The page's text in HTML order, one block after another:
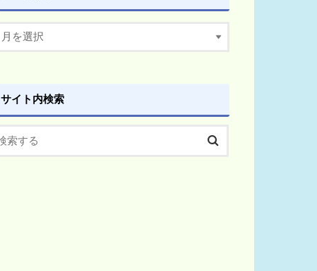
サイト内検索